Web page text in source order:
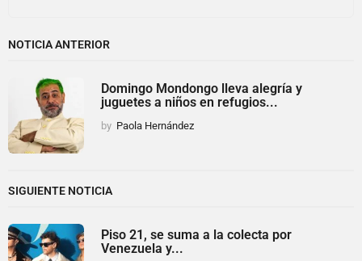
NOTICIA ANTERIOR
Domingo Mondongo lleva alegría y
juguetes a niños en refugios...
by Paola Hernández
SIGUIENTE NOTICIA
Piso 21, se suma a la colecta por
Venezuela y...